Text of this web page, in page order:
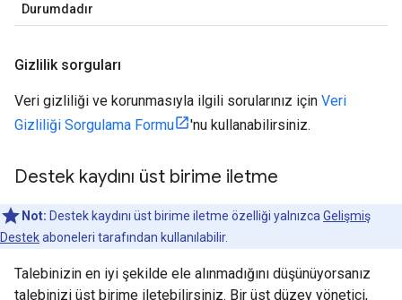
Durumdadır
Gizlilik sorguları
Veri gizliliği ve korunmasıyla ilgili sorularınız için Veri
Gizliliği Sorgulama Formu
'nu kullanabilirsiniz.
Destek kaydını üst birime iletme
Not: Destek kaydını üst birime iletme özelliği yalnızca Gelişmiş
Destekaboneleri tarafından kullanılabilir.
Talebinizin en iyi şekilde ele alınmadığını düşünüyorsanız
talebinizi üst birime iletebilirsiniz. Bir üst düzey yönetici,